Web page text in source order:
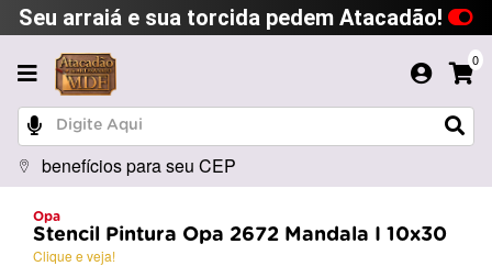
Seu arraiá e sua torcida pedem Atacadão!
0
benefícios para seu CEP
Opa
Stencil Pintura Opa 2672 Mandala I 10x30
Clique e veja!